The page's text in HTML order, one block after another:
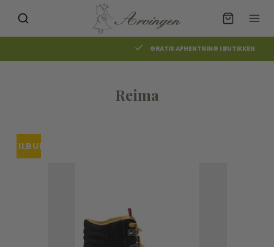
GRATIS AFHENTNING I BUTIKKEN
Reima
TILBUD